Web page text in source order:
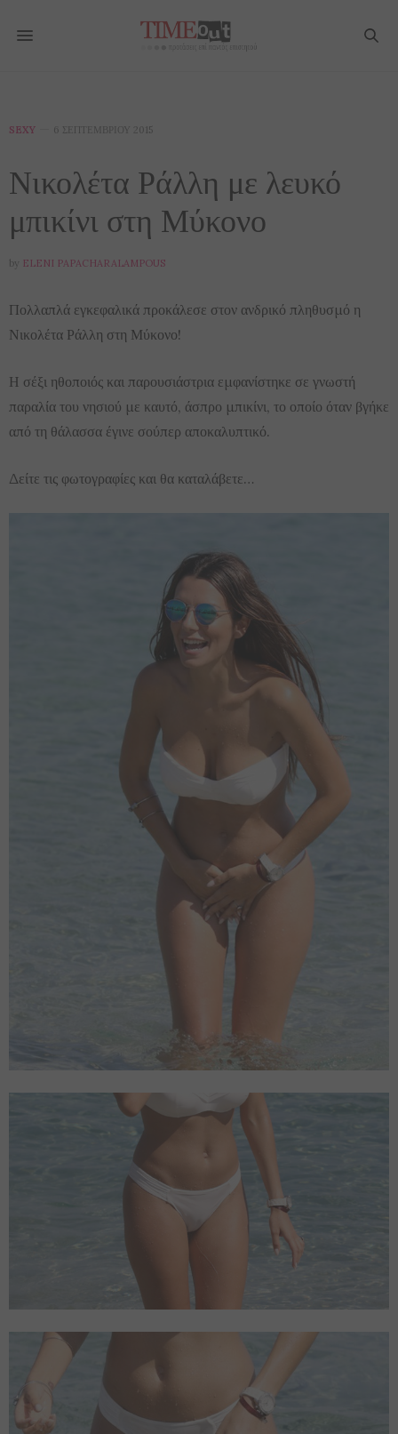
SEXY 6 ΣΕΠΤΕΜΒΡΊΟΥ 2015
Νικολέτα Ράλλη με λευκό
μπικίνι στη Μύκονο
by ELENI PAPACHARALAMPOUS
Πολλαπλά εγκεφαλικά προκάλεσε στον ανδρικό πληθυσμό η
Νικολέτα Ράλλη στη Μύκονο!
Η σέξι ηθοποιός και παρουσιάστρια εμφανίστηκε σε γνωστή
παραλία του νησιού με καυτό, άσπρο μπικίνι, το οποίο όταν βγήκε
από τη θάλασσα έγινε σούπερ αποκαλυπτικό.
Δείτε τις φωτογραφίες και θα καταλάβετε…